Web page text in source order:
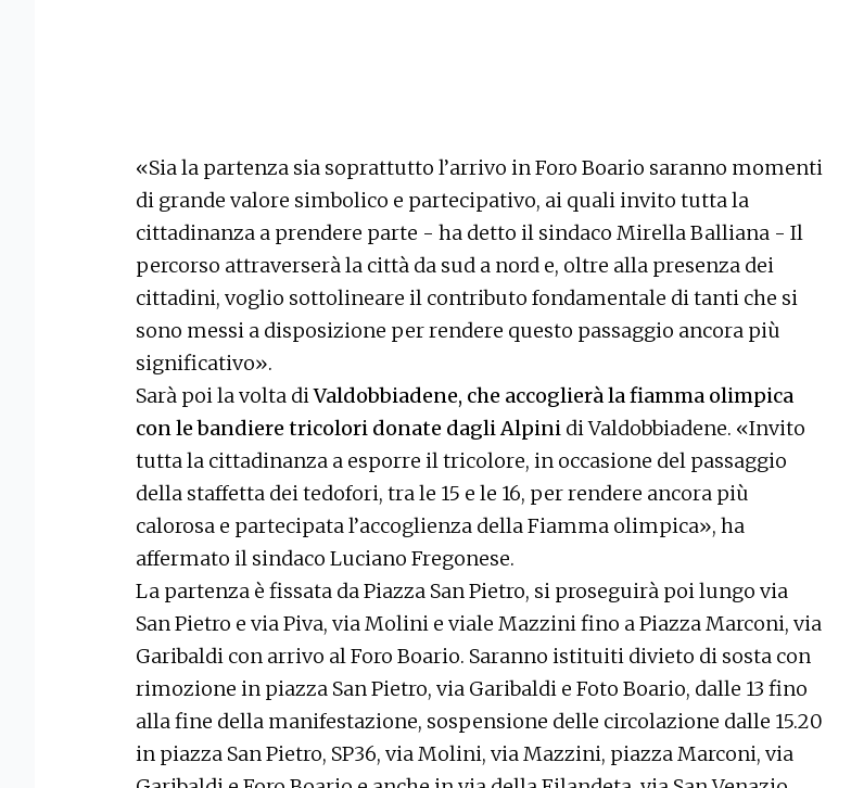
«Sia la partenza sia soprattutto l’arrivo in Foro Boario saranno momenti
di grande valore simbolico e partecipativo, ai quali invito tutta la
cittadinanza a prendere parte - ha detto il sindaco Mirella Balliana - Il
percorso attraverserà la città da sud a nord e, oltre alla presenza dei
cittadini, voglio sottolineare il contributo fondamentale di tanti che si
sono messi a disposizione per rendere questo passaggio ancora più
significativo».
Sarà poi la volta diValdobbiadene, che accoglierà la fiamma olimpica
con le bandiere tricolori donate dagli Alpini di Valdobbiadene. «Invito
tutta la cittadinanza a esporre il tricolore, in occasione del passaggio
della staffetta dei tedofori, tra le 15 e le 16, per rendere ancora più
calorosa e partecipata l’accoglienza della Fiamma olimpica», ha
affermato il sindaco Luciano Fregonese.
La partenza è fissata da Piazza San Pietro, si proseguirà poi lungo via
San Pietro e via Piva, via Molini e viale Mazzini fino a Piazza Marconi, via
Garibaldi con arrivo al Foro Boario. Saranno istituiti divieto di sosta con
rimozione in piazza San Pietro, via Garibaldi e Foto Boario, dalle 13 fino
alla fine della manifestazione, sospensione delle circolazione dalle 15.20
in piazza San Pietro, SP36, via Molini, via Mazzini, piazza Marconi, via